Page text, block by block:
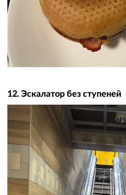
12. Эскалатор без ступеней